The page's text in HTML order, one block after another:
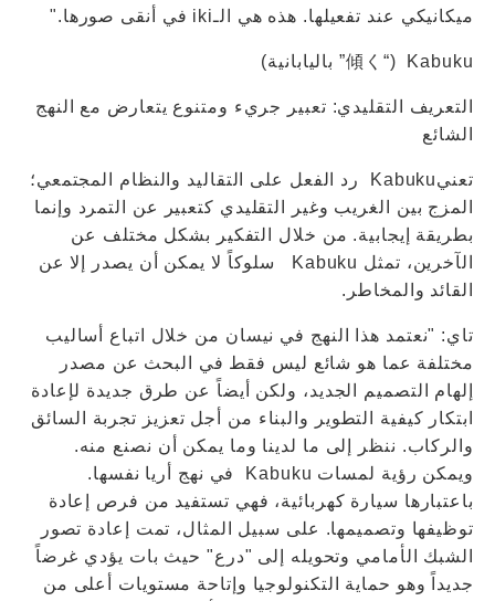
ميكانيكي عند تفعيلها. هذه هي الـiki في أنقى صورها."
Kabuku (“傾く” باليابانية)
التعريف التقليدي: تعبير جريء ومتنوع يتعارض مع النهج
الشائع
تعنيKabuku رد الفعل على التقاليد والنظام المجتمعي؛
المزج بين الغريب وغير التقليدي كتعبير عن التمرد وإنما
بطريقة إيجابية. من خلال التفكير بشكل مختلف عن
الآخرين، تمثل Kabuku سلوكاً لا يمكن أن يصدر إلا عن
القائد والمخاطر.
تاي: "نعتمد هذا النهج في نيسان من خلال اتباع أساليب
مختلفة عما هو شائع ليس فقط في البحث عن مصدر
إلهام التصميم الجديد، ولكن أيضاً عن طرق جديدة لإعادة
ابتكار كيفية التطوير والبناء من أجل تعزيز تجربة السائق
والركاب. ننظر إلى ما لدينا وما يمكن أن نصنع منه.
ويمكن رؤية لمسات Kabuku في نهج أريا نفسها.
باعتبارها سيارة كهربائية، فهي تستفيد من فرص إعادة
توظيفها وتصميمها. على سبيل المثال، تمت إعادة تصور
الشبك الأمامي وتحويله إلى "درع" حيث بات يؤدي غرضاً
جديداً وهو حماية التكنولوجيا وإتاحة مستويات أعلى من